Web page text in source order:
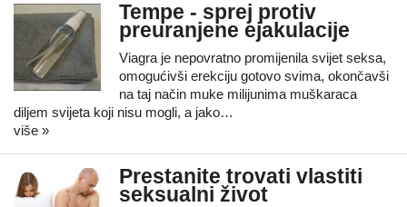
Tempe - sprej protiv
preuranjene ejakulacije
Viagra je nepovratno promijenila svijet seksa,
omogućivši erekciju gotovo svima, okončavši
na taj način muke milijunima muškaraca
diljem svijeta koji nisu mogli, a jako…
više »
Prestanite trovati vlastiti
seksualni život